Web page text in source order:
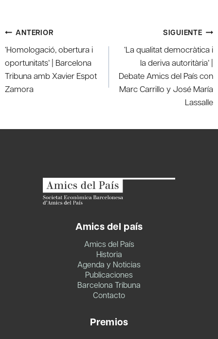
Navegación
de
entradas
ANTERIOR
‘Homologació, obertura i
oportunitats’ | Barcelona
Tribuna amb Xavier Espot
Zamora
SIGUIENTE
‘La qualitat democràtica i
la deriva autoritària’ |
Debate Amics del País con
Marc Carrillo y José María
Lassalle
Amics del país
Amics del País
Historia
Agenda y Noticias
Publicaciones
Barcelona Tribuna
Contacto
Premios